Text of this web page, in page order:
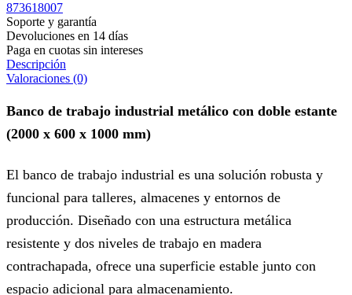
873618007
Soporte y garantía
Devoluciones en 14 días
Paga en cuotas sin intereses
Descripción
Valoraciones (0)
Banco de trabajo industrial metálico con doble estante
(2000 x 600 x 1000 mm)
El banco de trabajo industrial es una solución robusta y
funcional para talleres, almacenes y entornos de
producción. Diseñado con una estructura metálica
resistente y dos niveles de trabajo en madera
contrachapada, ofrece una superficie estable junto con
espacio adicional para almacenamiento.